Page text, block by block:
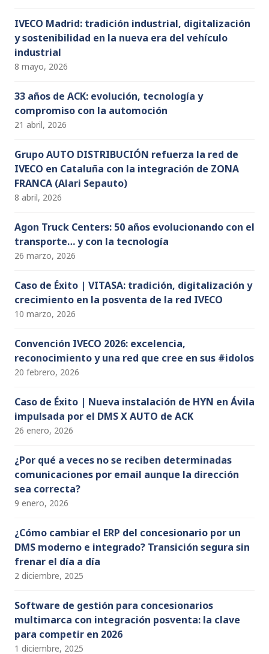
IVECO Madrid: tradición industrial, digitalización
y sostenibilidad en la nueva era del vehículo
industrial
8 mayo, 2026
33 años de ACK: evolución, tecnología y
compromiso con la automoción
21 abril, 2026
Grupo AUTO DISTRIBUCIÓN refuerza la red de
IVECO en Cataluña con la integración de ZONA
FRANCA (Alari Sepauto)
8 abril, 2026
Agon Truck Centers: 50 años evolucionando con el
transporte… y con la tecnología
26 marzo, 2026
Caso de Éxito | VITASA: tradición, digitalización y
crecimiento en la posventa de la red IVECO
10 marzo, 2026
Convención IVECO 2026: excelencia,
reconocimiento y una red que cree en sus #idolos
20 febrero, 2026
Caso de Éxito | Nueva instalación de HYN en Ávila
impulsada por el DMS X AUTO de ACK
26 enero, 2026
¿Por qué a veces no se reciben determinadas
comunicaciones por email aunque la dirección
sea correcta?
9 enero, 2026
¿Cómo cambiar el ERP del concesionario por un
DMS moderno e integrado? Transición segura sin
frenar el día a día
2 diciembre, 2025
Software de gestión para concesionarios
multimarca con integración posventa: la clave
para competir en 2026
1 diciembre, 2025